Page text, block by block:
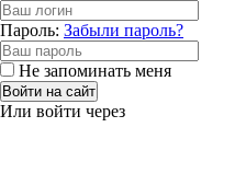
Пароль: Забыли пароль?
Не запоминать меня
Войти на сайт
Или войти через